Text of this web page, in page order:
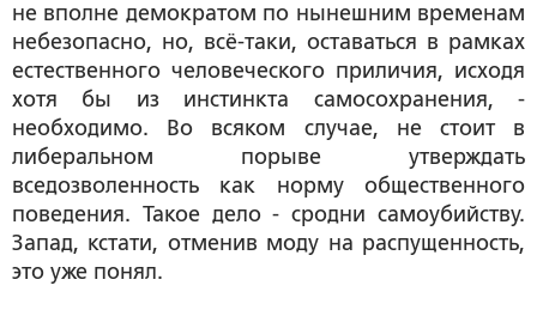
не вполне демократом по нынешним временам
небезопасно, но, всё-таки, оставаться в рамках
естественного человеческого приличия, исходя
хотя бы из инстинкта самосохранения, -
необходимо. Во всяком случае, не стоит в
либеральном порыве утверждать
вседозволенность как норму общественного
поведения. Такое дело - сродни самоубийству.
Запад, кстати, отменив моду на распущенность,
это уже понял.